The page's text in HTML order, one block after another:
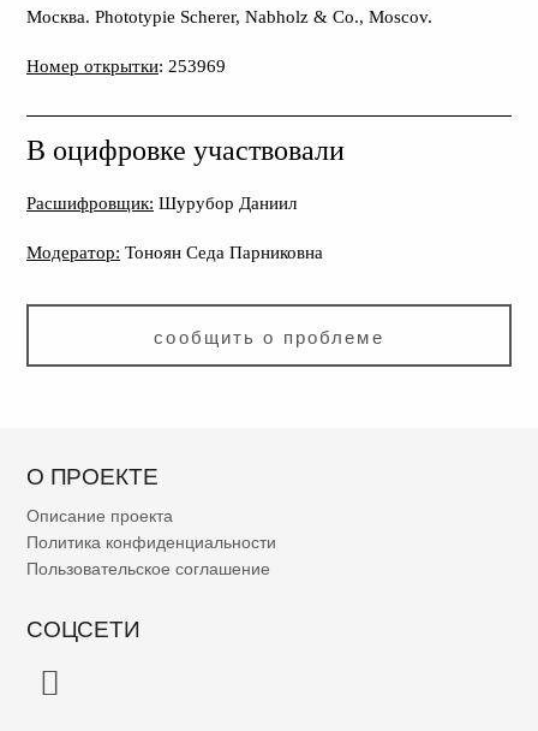
Москва. Phototypie Scherer, Nabholz & Co., Moscov.
Номер открытки: 253969
В оцифровке участвовали
Расшифровщик: Шурубор Даниил
Модератор: Тоноян Седа Парниковна
сообщить о проблеме
О ПРОЕКТЕ
Описание проекта
Политика конфиденциальности
Пользовательское соглашение
СОЦСЕТИ